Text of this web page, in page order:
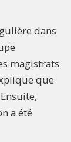
dans
magistrats
que
a été